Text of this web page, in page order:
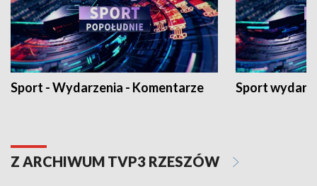
Sport - Wydarzenia - Komentarze Sport
Z ARCHIWUM TVP3 RZESZÓW